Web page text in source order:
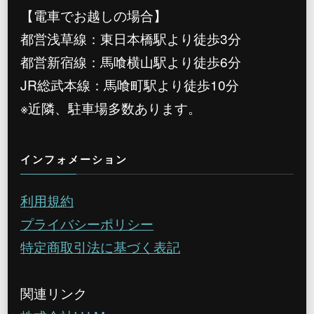
【電車でお越しの場合】
都営浅草線：東日本橋駅より徒歩3分
都営新宿線：馬喰横山駅より徒歩6分
JR総武本線：馬喰町駅より徒歩10分
※近隣、駐車場多数あります。
インフォメーション
利用規約
プライバシーポリシー
特定商取引法に基づく表記
関連リンク